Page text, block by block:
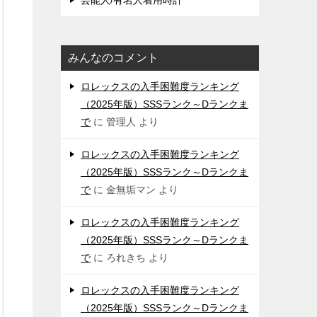
みんなのコメント
ロレックスの入手困難度ランキング
（2025年版）SSSランク～Dランクま
で に 管理人 より
ロレックスの入手困難度ランキング
（2025年版）SSSランク～Dランクま
で に 金無垢マン より
ロレックスの入手困難度ランキング
（2025年版）SSSランク～Dランクま
で に ろれきち より
ロレックスの入手困難度ランキング
（2025年版）SSSランク～Dランクま